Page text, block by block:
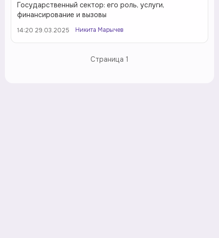
Государственный сектор: его роль, услуги,
финансирование и вызовы
14:20 29.03.2025 Никита Марычев
Страница 1